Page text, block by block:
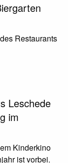
Restaurants
Leschede
im
Kinderkino
ist vorbei.